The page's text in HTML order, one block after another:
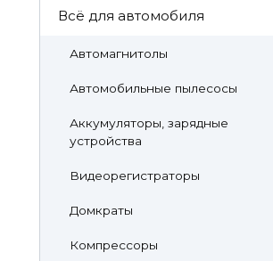
Всё для автомобиля
Автомагнитолы
Автомобильные пылесосы
Аккумуляторы, зарядные
устройства
Видеорегистраторы
Домкраты
Компрессоры